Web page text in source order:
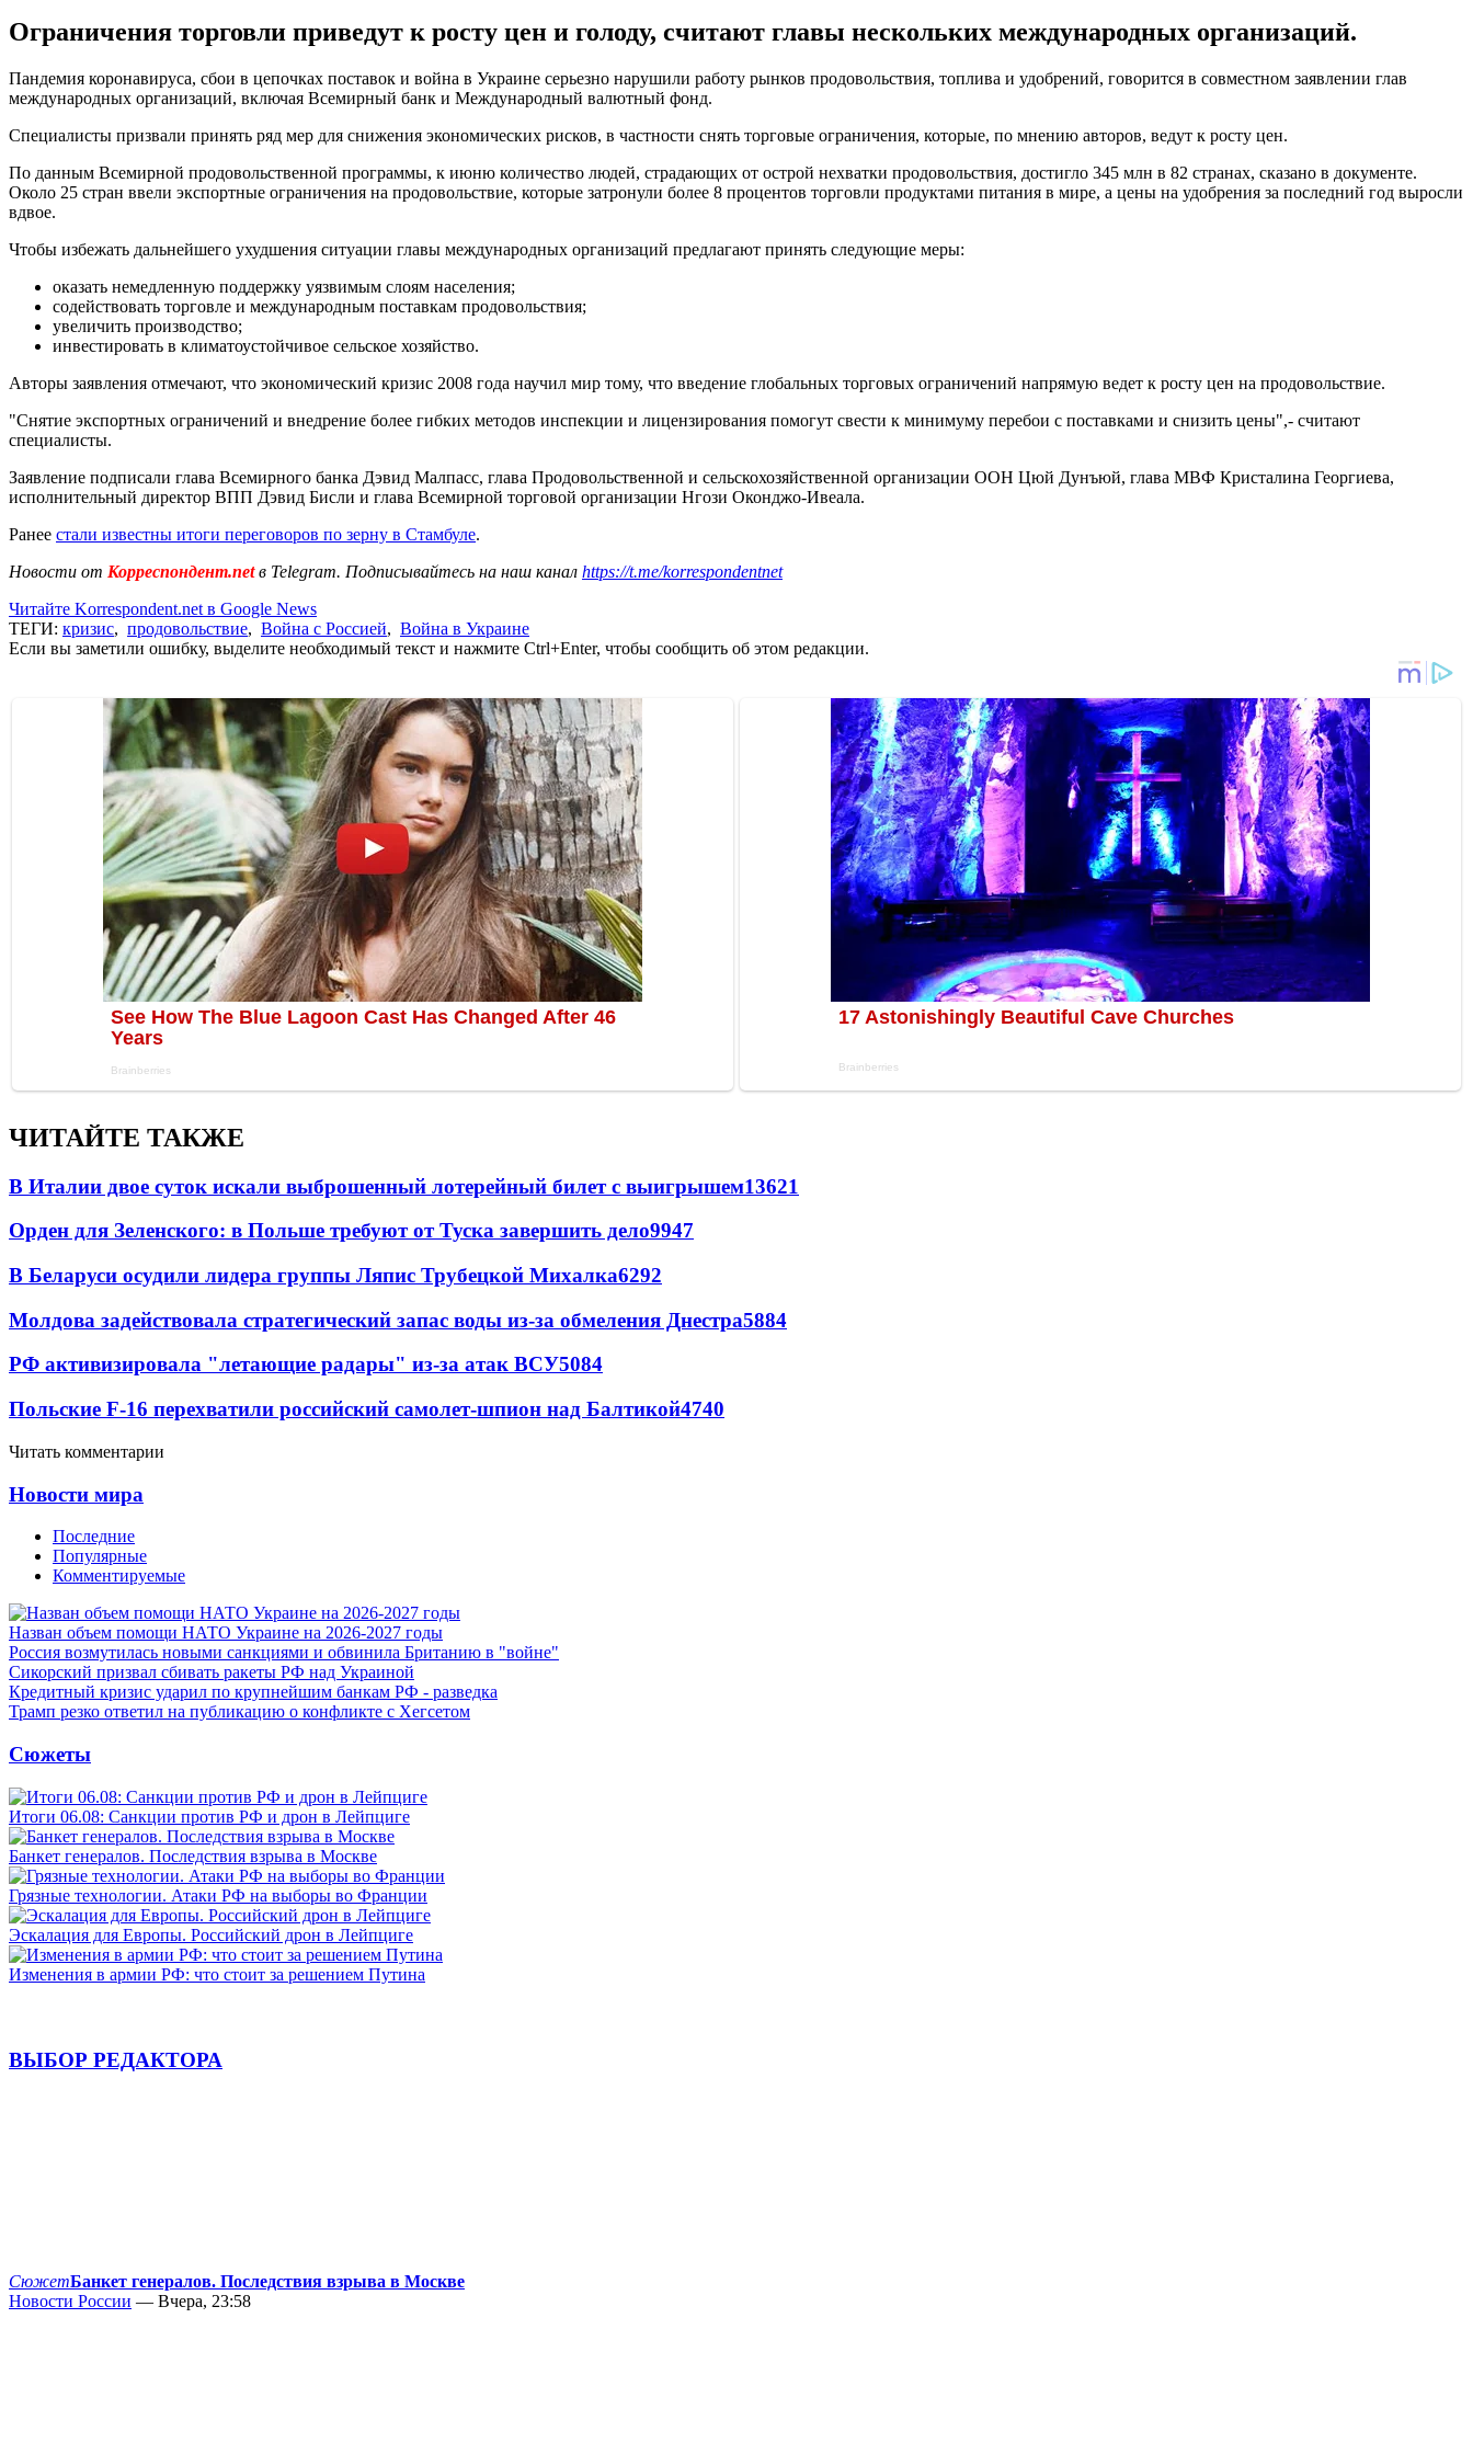
Ограничения торговли приведут к росту цен и голоду, считают главы нескольких международных организаций.
Пандемия коронавируса, сбои в цепочках поставок и война в Украине серьезно нарушили работу рынков продовольствия, топлива и удобрений, говорится в совместном заявлении глав
международных организаций, включая Всемирный банк и Международный валютный фонд.
Специалисты призвали принять ряд мер для снижения экономических рисков, в частности снять торговые ограничения, которые, по мнению авторов, ведут к росту цен.
По данным Всемирной продовольственной программы, к июню количество людей, страдающих от острой нехватки продовольствия, достигло 345 млн в 82 странах, сказано в документе.
Около 25 стран ввели экспортные ограничения на продовольствие, которые затронули более 8 процентов торговли продуктами питания в мире, а цены на удобрения за последний год выросли
вдвое.
Чтобы избежать дальнейшего ухудшения ситуации главы международных организаций предлагают принять следующие меры:
оказать немедленную поддержку уязвимым слоям населения;
содействовать торговле и международным поставкам продовольствия;
увеличить производство;
инвестировать в климатоустойчивое сельское хозяйство.
Авторы заявления отмечают, что экономический кризис 2008 года научил мир тому, что введение глобальных торговых ограничений напрямую ведет к росту цен на продовольствие.
"Снятие экспортных ограничений и внедрение более гибких методов инспекции и лицензирования помогут свести к минимуму перебои с поставками и снизить цены",- считают
специалисты.
Заявление подписали глава Всемирного банка Дэвид Малпасс, глава Продовольственной и сельскохозяйственной организации ООН Цюй Дунъюй, глава МВФ Кристалина Георгиева,
исполнительный директор ВПП Дэвид Бисли и глава Всемирной торговой организации Нгози Оконджо-Ивеала.
Ранее стали известны итоги переговоров по зерну в Стамбуле.
Новости от Корреспондент.netв Telegram. Подписывайтесь на наш канал https://t.me/korrespondentnet
Читайте Korrespondent.net в Google News
ТЕГИ: кризис, продовольствие, Война с Россией, Война в Украине
Если вы заметили ошибку, выделите необходимый текст и нажмите Ctrl+Enter, чтобы сообщить об этом редакции.
ЧИТАЙТЕ ТАКЖЕ
В Италии двое суток искали выброшенный лотерейный билет с выигрышем13621
Орден для Зеленского: в Польше требуют от Туска завершить дело9947
В Беларуси осудили лидера группы Ляпис Трубецкой Михалка6292
Молдова задействовала стратегический запас воды из-за обмеления Днестра5884
РФ активизировала "летающие радары" из-за атак ВСУ5084
Польские F-16 перехватили российский самолет-шпион над Балтикой4740
Читать комментарии
Новости мира
Последние
Популярные
Комментируемые
Назван объем помощи НАТО Украине на 2026-2027 годы
Россия возмутилась новыми санкциями и обвинила Британию в "войне"
Сикорский призвал сбивать ракеты РФ над Украиной
Кредитный кризис ударил по крупнейшим банкам РФ - разведка
Трамп резко ответил на публикацию о конфликте с Хегсетом
Сюжеты
Итоги 06.08: Санкции против РФ и дрон в Лейпциге
Банкет генералов. Последствия взрыва в Москве
Грязные технологии. Атаки РФ на выборы во Франции
Эскалация для Европы. Российский дрон в Лейпциге
Изменения в армии РФ: что стоит за решением Путина
ВЫБОР РЕДАКТОРА
СюжетБанкет генералов. Последствия взрыва в Москве
Новости России — Вчера, 23:58